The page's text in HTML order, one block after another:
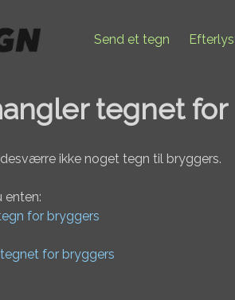
Send et tegn
tegnet
ikke noget tegn til bryggers.
enten:
for bryggers
for bryggers